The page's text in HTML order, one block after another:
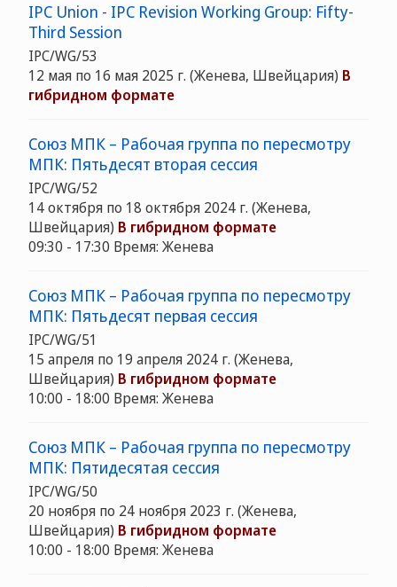
IPC Union - IPC Revision Working Group: Fifty-
Third Session
IPC/WG/53
12 мая по 16 мая 2025 г. (Женева, Швейцария) В
гибридном формате
Союз МПК – Рабочая группа по пересмотру
МПК: Пятьдесят вторая сессия
IPC/WG/52
14 октября по 18 октября 2024 г. (Женева,
Швейцария) В гибридном формате
09:30 - 17:30 Время: Женева
Союз МПК – Рабочая группа по пересмотру
МПК: Пятьдесят первая сессия
IPC/WG/51
15 апреля по 19 апреля 2024 г. (Женева,
Швейцария) В гибридном формате
10:00 - 18:00 Время: Женева
Союз МПК – Рабочая группа по пересмотру
МПК: Пятидесятая сессия
IPC/WG/50
20 ноября по 24 ноября 2023 г. (Женева,
Швейцария) В гибридном формате
10:00 - 18:00 Время: Женева